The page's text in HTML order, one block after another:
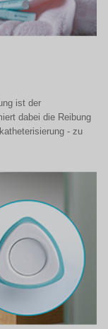
ist der
dabei die Reibung
- zu